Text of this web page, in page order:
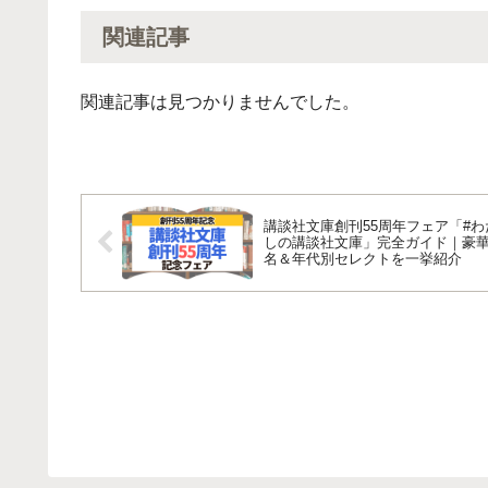
関連記事
関連記事は見つかりませんでした。
講談社文庫創刊55周年フェア「#わ
しの講談社文庫」完全ガイド｜豪
名＆年代別セレクトを一挙紹介